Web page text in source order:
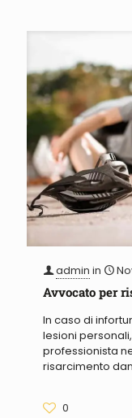
admin in
Avvocato per
In caso di
lesioni
professionista
risarcimento
0